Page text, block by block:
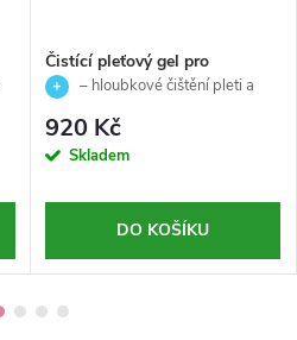
Čistící pleťový gel pro
smíšenou až mastnou pleť-
ml
– hloubkové čištění pleti a
920 Kč
Skladem
DO KOŠÍKU